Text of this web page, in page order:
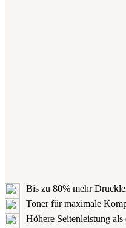
Bis zu 80% mehr
Toner für maximale
Höhere Seitenleistung